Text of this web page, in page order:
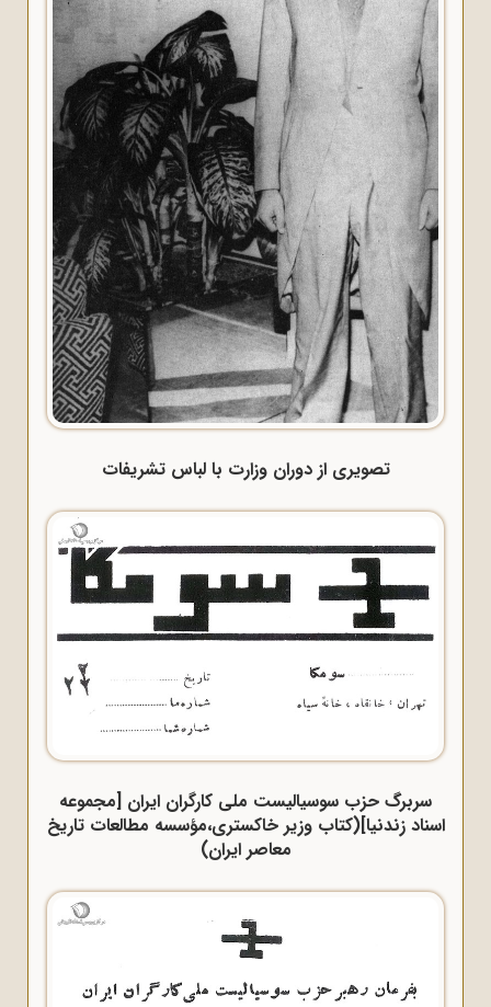
تصویری از دوران وزارت با لباس تشریفات
سربرگ حزب سوسیالیست ملی کارگران ایران [مجموعه
اسناد زندنیا](کتاب وزیر خاکستری،مؤسسه مطالعات تاریخ
معاصر ایران)